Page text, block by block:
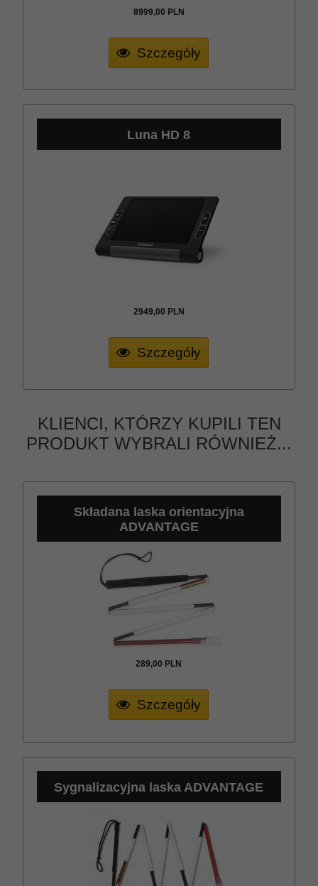
8999,00 PLN
Szczegóły
Luna HD 8
2949,00 PLN
Szczegóły
KLIENCI, KTÓRZY KUPILI TEN
PRODUKT WYBRALI RÓWNIEŻ...
Składana laska orientacyjna
ADVANTAGE
289,00 PLN
Szczegóły
Sygnalizacyjna laska ADVANTAGE